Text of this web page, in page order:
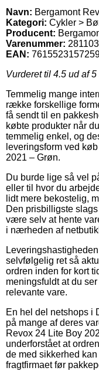
Navn: Bergamont
Kategori: Cykler >
Producent:
Varenummer:
EAN:
Vurderet til 4.5 ud af 5
Temmelig mange
række forskellige
få sendt til en
købte produkter når
temmelig enkel, og
leveringsform ved
2021 – Grøn.
Du burde lige så vel
eller til hvor du
lidt mere bekostelig,
Den prisbilligste
være selv at hente
i nærheden af
selvfølgelig ret så
ordren inden for kort
meningsfuldt at du
relevante vare.
En hel del netshops i
på mange af deres
Revox 24 Lite Boy
underforstået at
de med sikkerhed kan
fragtfirmaet før